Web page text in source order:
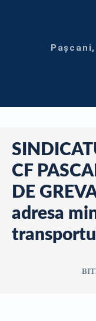
CF
DE
adresa